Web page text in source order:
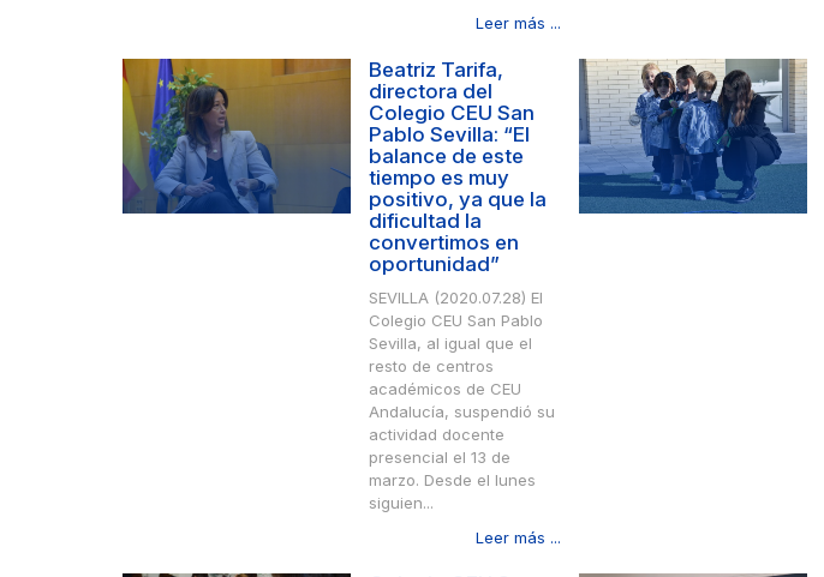
Leer más ...
Beatriz Tarifa,
directora del
Colegio CEU San
Pablo Sevilla: “El
balance de este
tiempo es muy
positivo, ya que la
dificultad la
convertimos en
oportunidad”
SEVILLA (2020.07.28) El
Colegio CEU San Pablo
Sevilla, al igual que el
resto de centros
académicos de CEU
Andalucía, suspendió su
actividad docente
presencial el 13 de
marzo. Desde el lunes
siguien...
Leer más ...